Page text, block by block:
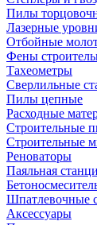
Пилы
Лазерные
Отбойные
Фены
Тахеометры
Сверлильные
Пилы цепные
Расходные
Строительные
Строительные
Реноваторы
Паяльная
Шпатлевочные
Аксессуары